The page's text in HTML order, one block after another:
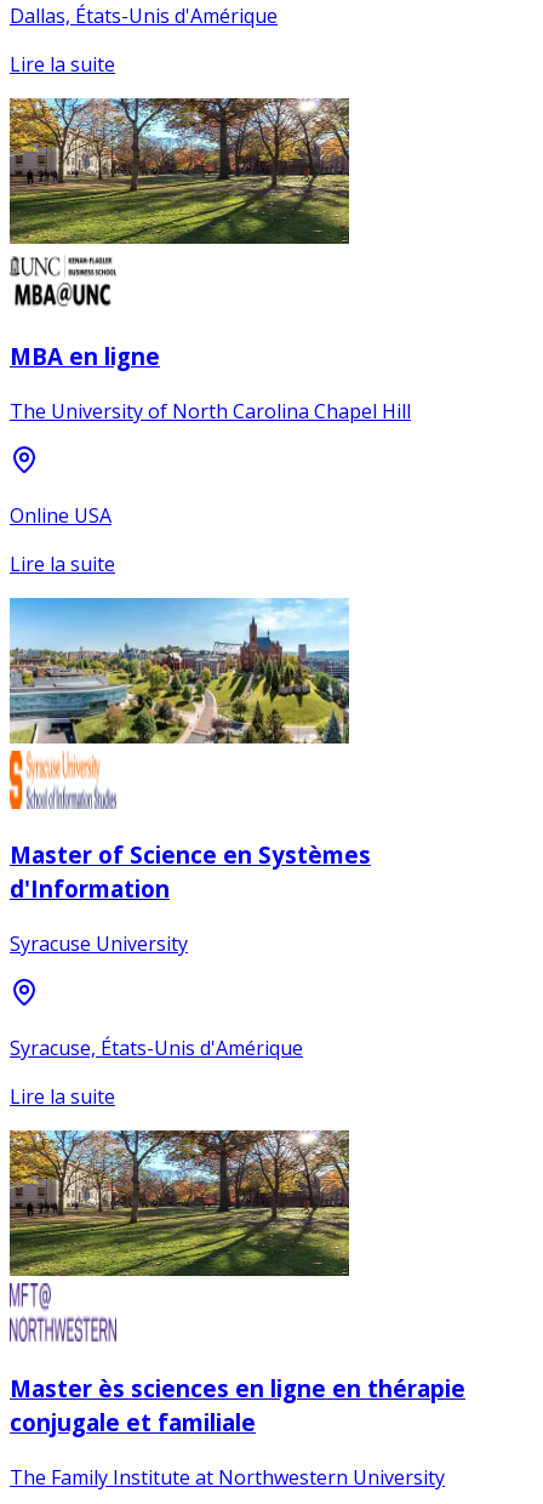
Dallas, États-Unis d'Amérique
Lire la suite
MBA en ligne
The University of North Carolina Chapel Hill
Online USA
Lire la suite
Master of Science en Systèmes
d'Information
Syracuse University
Syracuse, États-Unis d'Amérique
Lire la suite
Master ès sciences en ligne en thérapie
conjugale et familiale
The Family Institute at Northwestern University